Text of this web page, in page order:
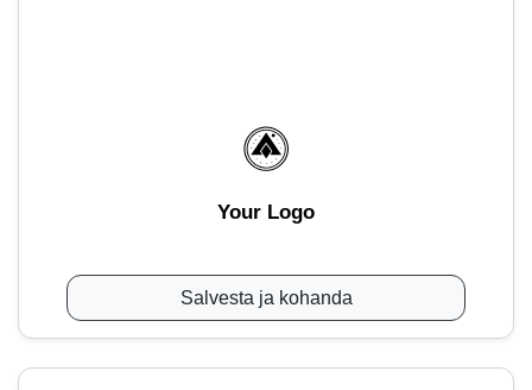
Your Logo
Salvesta ja kohanda